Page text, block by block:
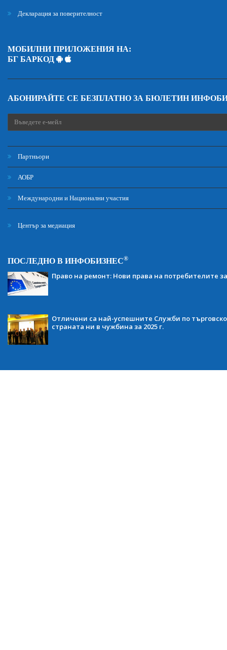
Декларация за поверителност
МОБИЛНИ ПРИЛОЖЕНИЯ НА:
БГ БАРКОД
АБОНИРАЙТЕ СЕ БЕЗПЛАТНО ЗА БЮЛЕТИН
Партньори
АОБР
Международни и Национални участия
Център за медиация
ПОСЛЕДНО В ИНФОБИЗНЕС®
Право на ремонт: Нови права на потребителите
Отличени са най-успешните Служби по
страната ни в чужбина за 2025 г.